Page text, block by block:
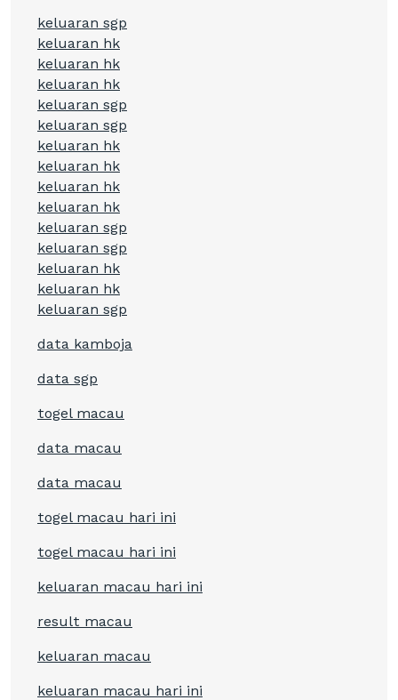
keluaran sgp
keluaran hk
keluaran hk
keluaran hk
keluaran sgp
keluaran sgp
keluaran hk
keluaran hk
keluaran hk
keluaran hk
keluaran sgp
keluaran sgp
keluaran hk
keluaran hk
keluaran sgp
data kamboja
data sgp
togel macau
data macau
data macau
togel macau hari ini
togel macau hari ini
keluaran macau hari ini
result macau
keluaran macau
keluaran macau hari ini